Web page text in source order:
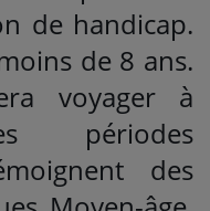
de handicap.
de 8 ans.
voyager à
périodes
des